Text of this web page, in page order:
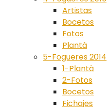
Artistas
Bocetos
Fotos
Plantà
5-Fogueres 2014
1-Plantà
2-Fotos
Bocetos
Fichajes